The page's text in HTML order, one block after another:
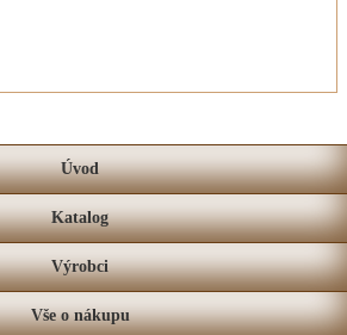
Úvod
Katalog
Výrobci
Vše o nákupu